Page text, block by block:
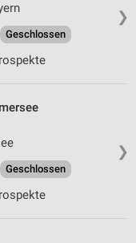
❯
Geschlossen
❯
Geschlossen